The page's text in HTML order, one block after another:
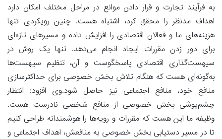
به فرآیند تجارت و قرار دادن موانع در مراحل مختلف امکان دارد
اهداف مدنظر را محقق کرد، اشتباه هست. چنین رویکردی تنها
هزینه‌های ما و فعالان اقتصادی را افزایش داده و مسیرهای تازه‌ای
برای دور زدن مقررات ایجاد انجام می‌دهد. تنها یک روش در
سیهست‌گذاری اقتصادی پاسخگوست و آن، تنظیم سیهست‌ها
به‌گونه‌ای هست که هنگام تلاش بخش خصوصی برای حداکثرسازی
منافع خود، منافع اجتماعی نیز حاصل شود.وی افزود: انتظار
چشم‌پوشی بخش خصوصی از منافع شخصی نادرست هست.
وظیفه ما این هست که مقررات و رویه‌ها را هوشمندانه طراحی کنیم
تا در مسیر دستیابی بخش خصوصی به منافعش، اهداف اجتماعی و